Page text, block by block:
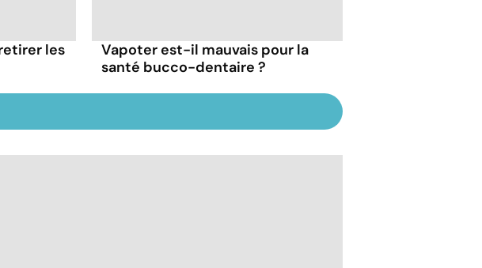
les
Vapoter est-il mauvais pour la
santé bucco-dentaire ?